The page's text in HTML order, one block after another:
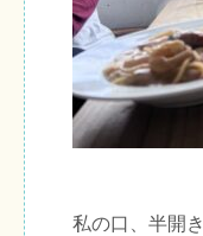
私の口、半開き